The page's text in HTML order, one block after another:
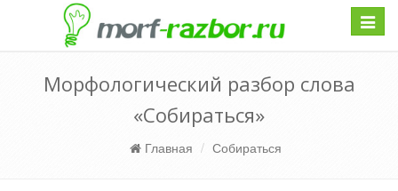
Морфологический разбор слова
«Собираться»
Главная Собираться